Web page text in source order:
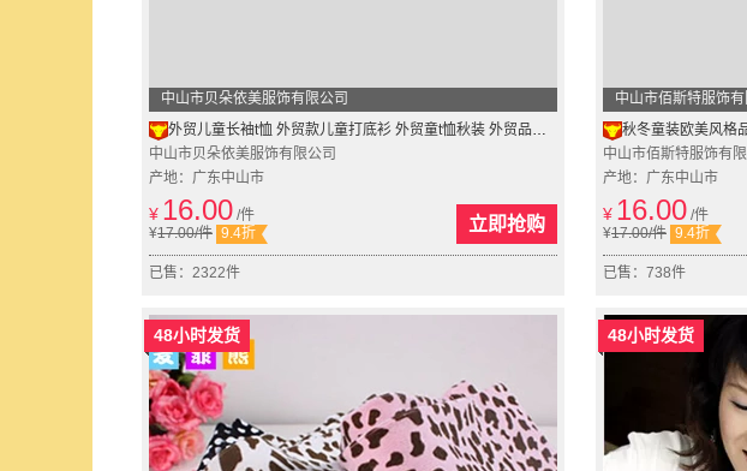
中山市贝朵依美服饰有限公司
外贸儿童长袖t恤 外贸款儿童打底衫 外贸童t恤秋装 外贸品牌童装
中山市贝朵依美服饰有限公司
产地：广东中山市
¥ 16.00 /件
¥17.00/件 9.4折 立即抢购
已售：2322件
中山市佰斯特服饰有
秋冬童装欧美风格
中山市佰斯特服饰有
产地：广东中山市
¥ 16.00 /件
¥17.00/件 9.4折
已售：738件
48小时发货 48小时发货